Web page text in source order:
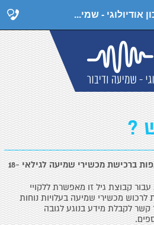
אודיולוגי - שמי...
?
הגדלה משמעותית של השתתפות ברכישת מכשירי שמיעה לגילאי 18-
קבוצת גיל זו מאפשרת ללקויי
מכשירי שמיעה בעלויות נוחות
קשר לקבלת מידע בנוגע לגובה